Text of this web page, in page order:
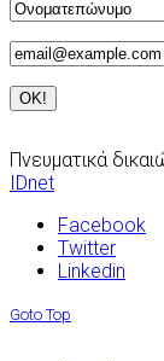
Πνευματικά
IDnet
Facebook
Twitter
Linkedin
Goto Top